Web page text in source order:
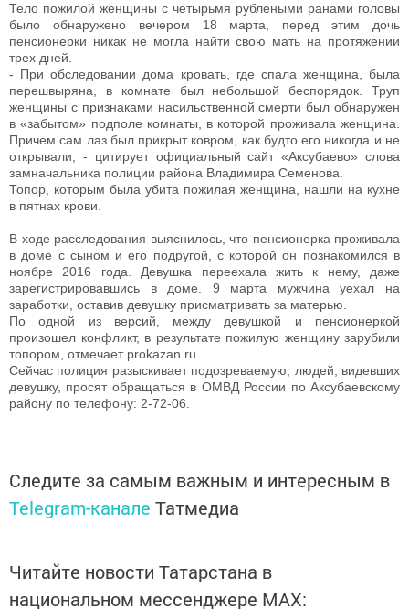
Тело пожилой женщины с четырьмя рублеными ранами головы
было обнаружено вечером 18 марта, перед этим дочь
пенсионерки никак не могла найти свою мать на протяжении
трех дней.
- При обследовании дома кровать, где спала женщина, была
перешвыряна, в комнате был небольшой беспорядок. Труп
женщины с признаками насильственной смерти был обнаружен
в «забытом» подполе комнаты, в которой проживала женщина.
Причем сам лаз был прикрыт ковром, как будто его никогда и не
открывали, - цитирует официальный сайт «Аксубаево» слова
замначальника полиции района Владимира Семенова.
Топор, которым была убита пожилая женщина, нашли на кухне
в пятнах крови.
В ходе расследования выяснилось, что пенсионерка проживала
в доме с сыном и его подругой, с которой он познакомился в
ноябре 2016 года. Девушка переехала жить к нему, даже
зарегистрировавшись в доме. 9 марта мужчина уехал на
заработки, оставив девушку присматривать за матерью.
По одной из версий, между девушкой и пенсионеркой
произошел конфликт, в результате пожилую женщину зарубили
топором, отмечает prokazan.ru.
Сейчас полиция разыскивает подозреваемую, людей, видевших
девушку, просят обращаться в ОМВД России по Аксубаевскому
району по телефону: 2-72-06.
Следите за самым важным и интересным в
Telegram-канале Татмедиа
Читайте новости Татарстана в
национальном мессенджере MАХ: